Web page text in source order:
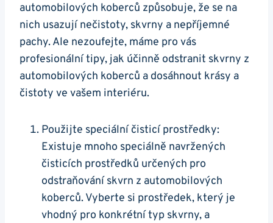
automobilových koberců způsobuje, ‍že se ‌na
nich ⁤usazují nečistoty, skvrny a nepříjemné
pachy. Ale nezoufejte, máme pro​ vás
profesionální tipy, jak účinně odstranit ⁢skvrny ⁢z
automobilových koberců‍ a dosáhnout krásy a​
čistoty ve vašem interiéru.
Použijte speciální čisticí prostředky:
Existuje mnoho speciálně navržených
čisticích prostředků⁤ určených pro
odstraňování⁤ skvrn z automobilových⁢
koberců. Vyberte si prostředek, který‌ je
vhodný ‌pro konkrétní‍ typ‌ skvrny, a